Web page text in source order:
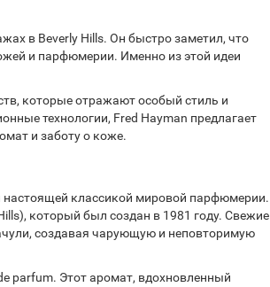
в Beverly Hills. Он быстро заметил, что
и парфюмерии. Именно из этой идеи
которые отражают особый стиль и
технологии, Fred Hayman предлагает
и заботу о коже.
настоящей классикой мировой парфюмерии.
который был создан в 1981 году. Свежие
создавая чарующую и неповторимую
parfum. Этот аромат, вдохновленный